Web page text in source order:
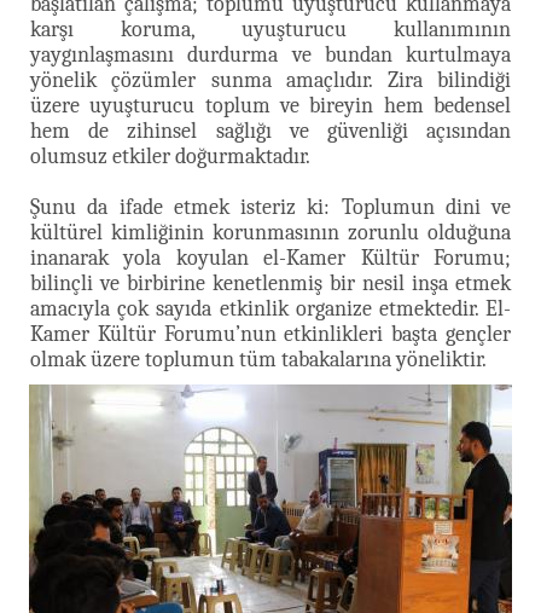
karşı koruma, uyuşturucu kullanımının
yaygınlaşmasını durdurma ve bundan kurtulmaya
yönelik çözümler sunma amaçlıdır. Zira bilindiği
üzere uyuşturucu toplum ve bireyin hem bedensel
hem de zihinsel sağlığı ve güvenliği açısından
olumsuz etkiler doğurmaktadır.
Şunu da ifade etmek isteriz ki: Toplumun dini ve
kültürel kimliğinin korunmasının zorunlu olduğuna
inanarak yola koyulan el-Kamer Kültür Forumu;
bilinçli ve birbirine kenetlenmiş bir nesil inşa etmek
amacıyla çok sayıda etkinlik organize etmektedir. El-
Kamer Kültür Forumu’nun etkinlikleri başta gençler
olmak üzere toplumun tüm tabakalarına yöneliktir.